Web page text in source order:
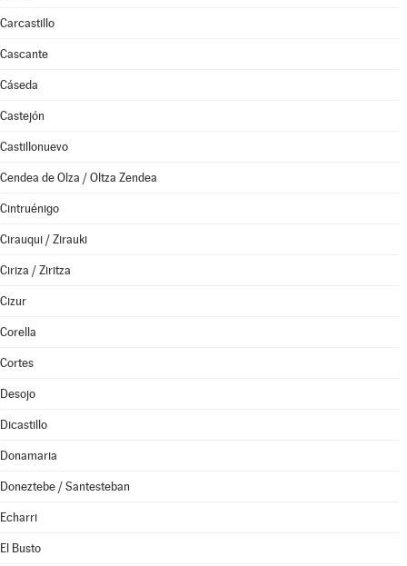
Carcastillo
Cascante
Cáseda
Castejón
Castillonuevo
Cendea de Olza / Oltza Zendea
Cintruénigo
Cirauqui / Zirauki
Ciriza / Ziritza
Cizur
Corella
Cortes
Desojo
Dicastillo
Donamaria
Doneztebe / Santesteban
Echarri
El Busto